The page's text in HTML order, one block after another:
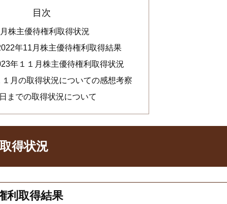
目次
株主優待権利取得状況
年11月株主優待権利取得結果
年１１月株主優待権利取得状況
月の取得状況についての感想考察
までの取得状況について
得状況
利取得結果